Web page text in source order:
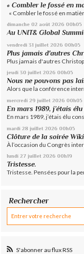
« Combler le fossé en
« Combler le fossé en
dimanche 02 août 2026 00h05
Au UNIT& Global
vendredi 31 juillet 2026 00h05
Plus jamais d'autres
Plus jamais d'autres
jeudi 30 juillet 2026 00h05
Nous ne pouvons pas
Alors que la conférence
mercredi 29 juillet 2026 00h05
En mars 1989, j’étais
En mars 1989, j’étais élu
mardi 28 juillet 2026 00h05
Clôture de la soirée
À l’occasion du Congrès
lundi 27 juillet 2026 00h19
Tristesse.
Tristesse. Pensées pour la
Rechercher
S'abonner au flux RSS